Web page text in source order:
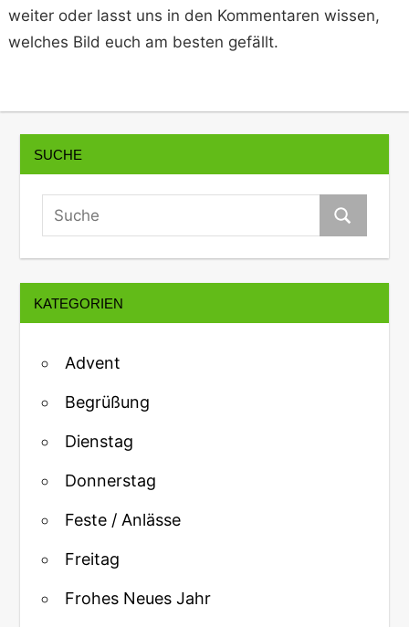
weiter oder lasst uns in den Kommentaren wissen,
welches Bild euch am besten gefällt.
SUCHE
KATEGORIEN
Advent
Begrüßung
Dienstag
Donnerstag
Feste / Anlässe
Freitag
Frohes Neues Jahr